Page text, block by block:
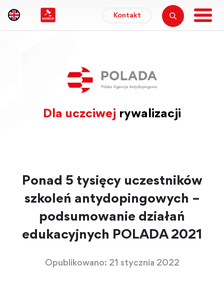
Kontakt
Dla uczciwej rywalizacji
Ponad 5 tysięcy uczestników
szkoleń antydopingowych –
podsumowanie działań
edukacyjnych POLADA 2021
Opublikowano: 21 stycznia 2022